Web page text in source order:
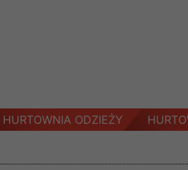
HURTOWNIA ODZIEŻY